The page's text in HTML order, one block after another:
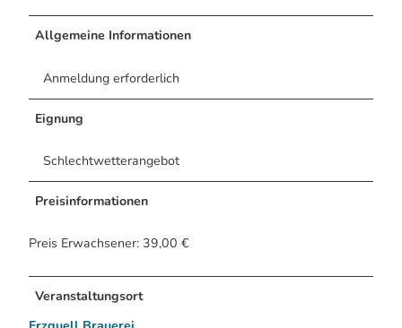
Allgemeine Informationen
Anmeldung erforderlich
Eignung
Schlechtwetterangebot
Preisinformationen
Preis Erwachsener: 39,00 €
Veranstaltungsort